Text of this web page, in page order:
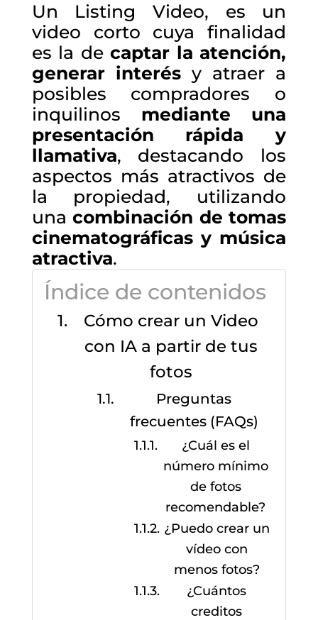
Un Listing Video, es un
video corto cuya finalidad
es la decaptar la atención,
generar interésy atraer a
posibles compradores o
inquilinos mediante una
presentación rápida y
llamativa, destacando los
aspectos más atractivos de
la propiedad, utilizando
unacombinación de tomas
cinematográficas y música
atractiva.
Índice de contenidos
Cómo crear un Video
con IA a partir de tus
fotos
Preguntas
frecuentes (FAQs)
¿Cuál es el
número mínimo
de fotos
recomendable?
¿Puedo crear un
vídeo con
menos fotos?
¿Cuántos
creditos